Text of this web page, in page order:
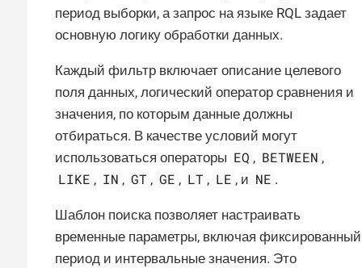
период выборки, а запрос на языке RQL задает
основную логику обработки данных.
Каждый фильтр включает описание целевого
поля данных, логический оператор сравнения и
значения, по которым данные должны
отбираться. В качестве условий могут
использоваться операторы EQ , BETWEEN ,
LIKE , IN , GT , GE , LT , LE , и NE .
Шаблон поиска позволяет настраивать
временные параметры, включая фиксированный
период и интервальные значения. Это